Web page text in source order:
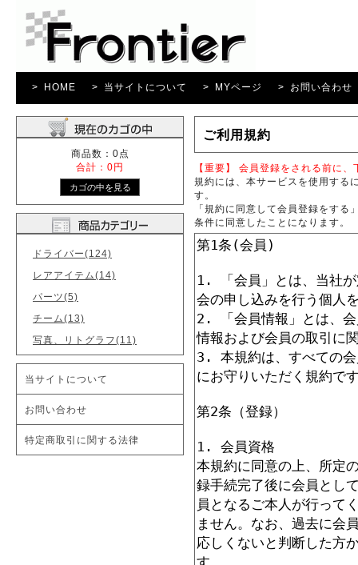
> HOME > 当サイトについて > MYページ > お問い合わせ
商品数：0点
合計：0円
ドライバー(124)
レアアイテム(14)
パーツ(5)
チーム(13)
写真、リトグラフ(11)
当サイトについて
お問い合わせ
特定商取引に関する法律
ご利用規約
【重要】 会員登録をされる前に
規約には、本サービスを使用する
す。
「規約に同意して会員登録をす
条件に同意したことになります。